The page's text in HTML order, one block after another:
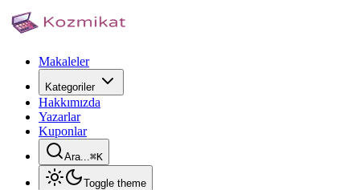
Makaleler
Kategoriler
Hakkımızda
Yazarlar
Kuponlar
Ara...⌘K
Toggle theme